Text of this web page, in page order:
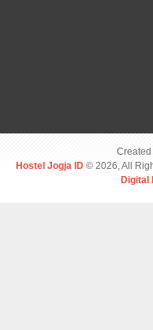
Created
Hostel Jogja ID © 2026, All
Digital